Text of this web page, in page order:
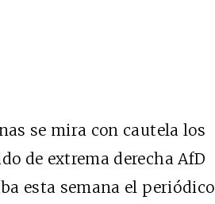
se mira con cautela los
de extrema derecha AfD
esta semana el periódico